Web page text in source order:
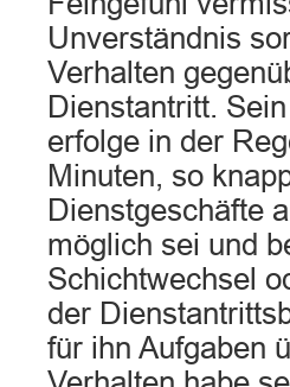
Unverständnis
Verhalten
Dienstantritt.
erfolge in der
Minuten, so
Dienstgeschäfte
möglich sei und
Schichtwechsel
der
für ihn Aufgaben